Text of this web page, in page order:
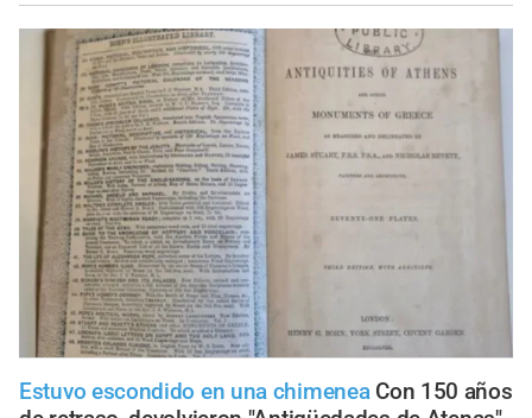
Estuvo escondido en una chimenea Con 150 años